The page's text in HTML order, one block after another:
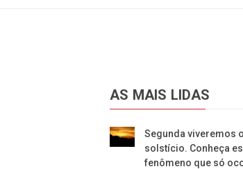
AS MAIS LIDAS
Segunda viveremos o
solstício. Conheça
fenômeno que só